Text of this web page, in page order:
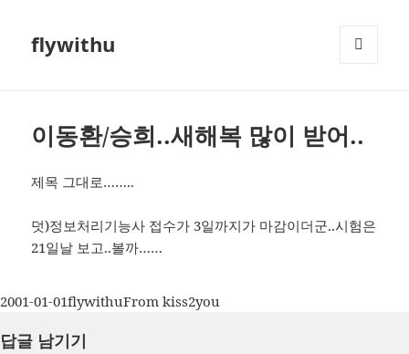
flywithu
이동환/승희..새해복 많이 받어..
제목 그대로……..
덧)정보처리기능사 접수가 3일까지가 마감이더군..시험은
21일날 보고..볼까……
작
일
2001-01-01글
이
flywithu카
From kiss2you
답글 남기기